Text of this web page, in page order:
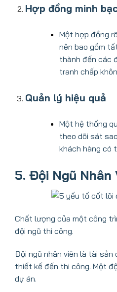
Hợp đồng minh
Một hợp đồng
nên bao gồm
thành đến các
tranh chấp
Quản lý hiệu ‌quả
Một hệ thống
theo dõi sát
khách hàng có
5. Đội Ngũ Nhân
Chất lượng của một công
đội ngũ thi công.
Đội ngũ nhân viên là tài
thiết kế đến thi công. Một
dự án.